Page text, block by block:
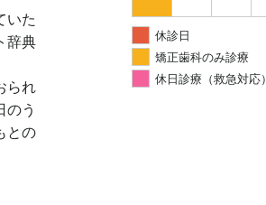
いた
辞典
られ
のう
との
休診日
矯正歯科のみ診療
休日診療（救急対応）